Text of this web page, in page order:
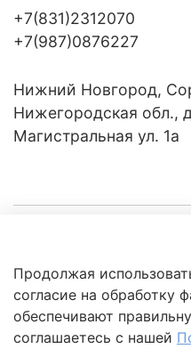
Клиентам
Это интересно
+7(831)2312070
+7(987)0876227
Нижний Новгород,
Нижегородская обл.,
Магистральная ул. 1а
Продолжая
согласие на обработку
обеспечивают
соглашаетесь с нашей